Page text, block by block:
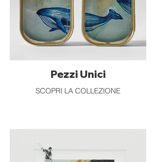
Pezzi Unici
SCOPRI LA COLLEZIONE